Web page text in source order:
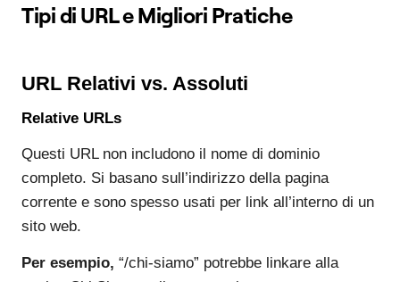
Tipi di URL e Migliori Pratiche
URL Relativi vs. Assoluti
Relative URLs
Questi URL non includono il nome di dominio
completo. Si basano sull’indirizzo della pagina
corrente e sono spesso usati per link all’interno di un
sito web.
Per esempio, “/chi-siamo” potrebbe linkare alla